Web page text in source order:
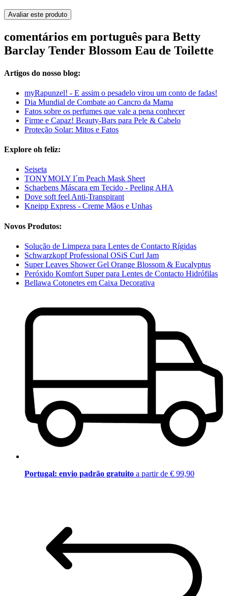
Avaliar este produto
comentários em português para Betty
Barclay Tender Blossom Eau de Toilette
Artigos do nosso blog:
myRapunzel! - E assim o pesadelo virou um conto de fadas!
Dia Mundial de Combate ao Cancro da Mama
Fatos sobre os perfumes que vale a pena conhecer
Firme e Capaz! Beauty-Bars para Pele & Cabelo
Proteção Solar: Mitos e Fatos
Explore oh feliz:
Seiseta
TONYMOLY I´m Peach Mask Sheet
Schaebens Máscara em Tecido - Peeling AHA
Dove soft feel Anti-Transpirant
Kneipp Express - Creme Mãos e Unhas
Novos Produtos:
Solução de Limpeza para Lentes de Contacto Rígidas
Schwarzkopf Professional OSiS Curl Jam
Super Leaves Shower Gel Orange Blossom & Eucalyptus
Peróxido Komfort Super para Lentes de Contacto Hidrófilas
Bellawa Cotonetes em Caixa Decorativa
Portugal: envio padrão gratuito a partir de € 99,90